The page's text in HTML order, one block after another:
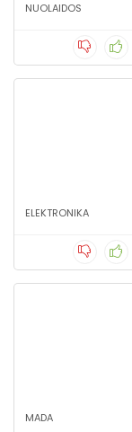
NUOLAIDOS
ELEKTRONIKA
MADA